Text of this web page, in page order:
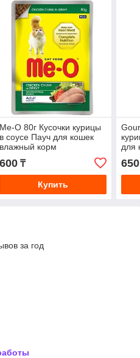
Me-O 80г Кусочки курицы
в соусе Пауч для кошек
влажный корм
600₸
Купить
для
650
за год